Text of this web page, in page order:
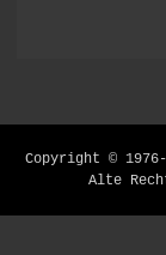
Hoch
scrollen
Copyright ©
Alte